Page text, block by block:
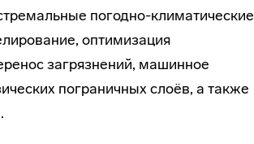
погодно-климатические
оптимизация
загрязнений, машинное
пограничных слоёв, а также